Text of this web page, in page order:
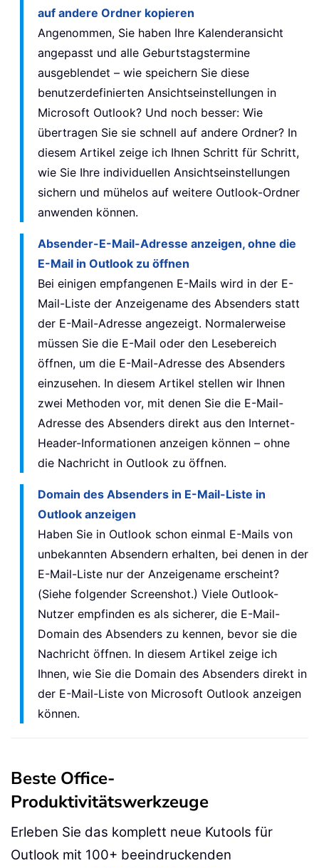
auf andere Ordner kopieren
Angenommen, Sie haben Ihre Kalenderansicht
angepasst und alle Geburtstagstermine
ausgeblendet – wie speichern Sie diese
benutzerdefinierten Ansichtseinstellungen in
Microsoft Outlook? Und noch besser: Wie
übertragen Sie sie schnell auf andere Ordner? In
diesem Artikel zeige ich Ihnen Schritt für Schritt,
wie Sie Ihre individuellen Ansichtseinstellungen
sichern und mühelos auf weitere Outlook-Ordner
anwenden können.
Absender-E-Mail-Adresse anzeigen, ohne die
E-Mail in Outlook zu öffnen
Bei einigen empfangenen E-Mails wird in der E-
Mail-Liste der Anzeigename des Absenders statt
der E-Mail-Adresse angezeigt. Normalerweise
müssen Sie die E-Mail oder den Lesebereich
öffnen, um die E-Mail-Adresse des Absenders
einzusehen. In diesem Artikel stellen wir Ihnen
zwei Methoden vor, mit denen Sie die E-Mail-
Adresse des Absenders direkt aus den Internet-
Header-Informationen anzeigen können – ohne
die Nachricht in Outlook zu öffnen.
Domain des Absenders in E-Mail-Liste in
Outlook anzeigen
Haben Sie in Outlook schon einmal E-Mails von
unbekannten Absendern erhalten, bei denen in der
E-Mail-Liste nur der Anzeigename erscheint?
(Siehe folgender Screenshot.) Viele Outlook-
Nutzer empfinden es als sicherer, die E-Mail-
Domain des Absenders zu kennen, bevor sie die
Nachricht öffnen. In diesem Artikel zeige ich
Ihnen, wie Sie die Domain des Absenders direkt in
der E-Mail-Liste von Microsoft Outlook anzeigen
können.
Beste Office-
Produktivitätswerkzeuge
Erleben Sie das komplett neue Kutools für
Outlook mit 100+ beeindruckenden